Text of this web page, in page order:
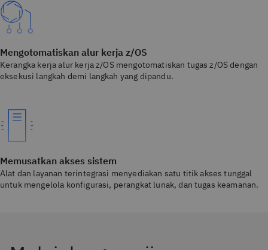
Mengotomatiskan alur kerja z/OS
Kerangka kerja alur kerja z/OS mengotomatiskan tugas z/OS dengan
eksekusi langkah demi langkah yang dipandu.
Memusatkan akses sistem
Alat dan layanan terintegrasi menyediakan satu titik akses tunggal
untuk mengelola konfigurasi, perangkat lunak, dan tugas keamanan.